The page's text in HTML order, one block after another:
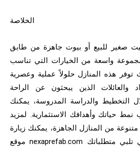
الخلاصة
صغير للبيع أو بيوت جاهزة من طابق
واسعة من الخيارات التي تناسب
توفر هذه المنازل حلولاً عملية وعصرية
والعائلات الذين يبحثون عن الراحة
التخطيط والدراسة المدروسة، يمكنك
حياتك وأهدافك الاستثمارية. لمزيد
من المنازل الجاهزة، يمكنك زيارة
موقع nexaprefab.com لاكتشاف العقارات التي تلبي متطلباتك